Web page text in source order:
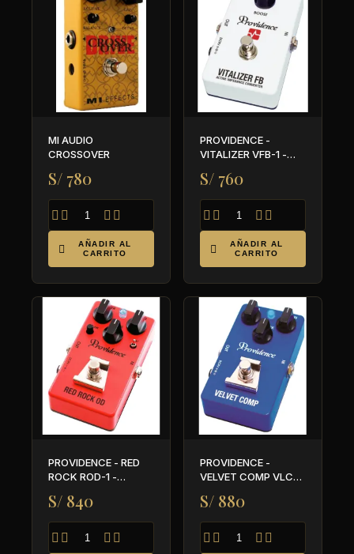
MI AUDIO
CROSSOVER
S/ 780
   

AÑADIR AL
CARRITO
PROVIDENCE -
VITALIZER VFB-1 -
S/ 760
   

AÑADIR AL
CARRITO
PROVIDENCE - RED
ROCK ROD-1 -
S/ 840
   
PROVIDENCE -
VELVET COMP VLC-1
S/ 880
   